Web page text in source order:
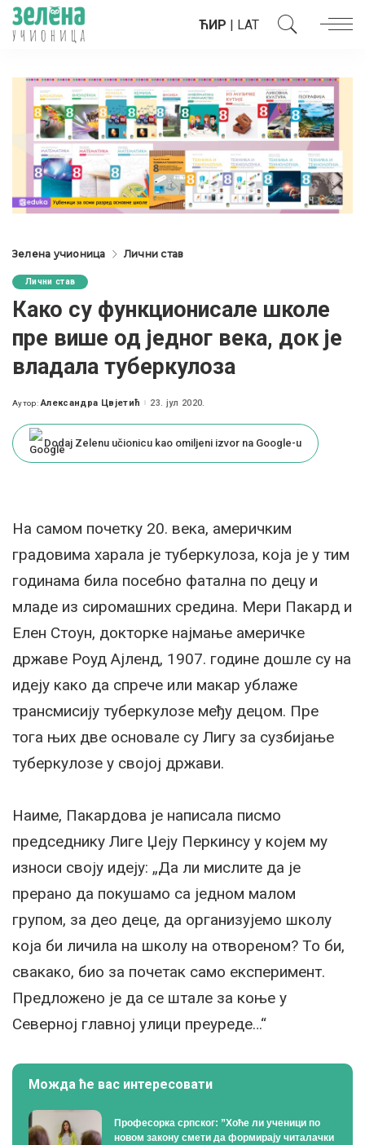
ЋИР | LAT
Зелена учионица Лични став
Лични став
Како су функционисале школе
пре више од једног века, док је
владала туберкулоза
Posted
Аутор: Александра Цвјетић 23. јул 2020.
Dodaj Zelenu učionicu kao omiljeni izvor na Google-u
На самом почетку 20. века, америчким
градовима харала је туберкулоза, која је у тим
годинама била посебно фатална по децу и
младе из сиромашних средина. Мери Пакард и
Елен Стоун, докторке најмање америчке
државе Роуд Ајленд, 1907. године дошле су на
идеју како да спрече или макар ублаже
трансмисију туберкулозе међу децом. Пре
тога њих две основале су Лигу за сузбијање
туберкулозе у својој држави.
Наиме, Пакардова је написала писмо
председнику Лиге Џеју Перкинсу у којем му
износи своју идеју: „Да ли мислите да је
прерано да покушамо са једном малом
групом, за део деце, да организујемо школу
која би личила на школу на отвореном? То би,
свакако, био за почетак само експеримент.
Предложено је да се штале за коње у
Северној главној улици преуреде…“
Можда ће вас интересовати
Професорка српског: ”Хоће ли ученици по
новом закону смети да формирају читалачки